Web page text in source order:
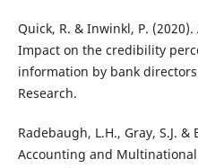
Quick, R. & Inwinkl, P.
Impact on the credibility
information by bank
Research.
Radebaugh, L.H., Gray, S.J.
Accounting and